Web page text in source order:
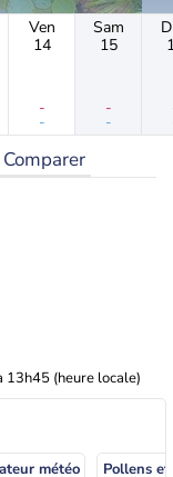
Ven
14
-
-
Sam
15
-
-
Comparer
13h45 (heure locale)
météo Pollens